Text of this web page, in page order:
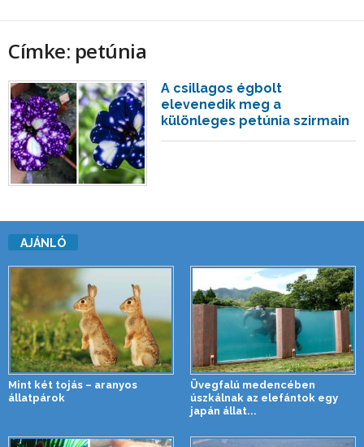
Címke: petúnia
A csillagos égbolt
elevenedik meg a
különleges petúnia szirmain
AJÁNLÓ
Mint két tojás – aranyos
állatpárok
Üvegfalú medencében
úszkálnak az elefántok egy
japán állat...